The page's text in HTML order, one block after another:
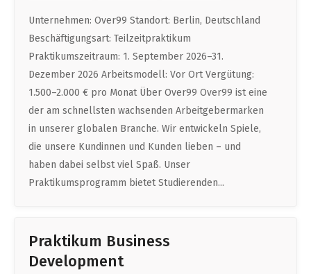
Unternehmen: Over99 Standort: Berlin, Deutschland
Beschäftigungsart: Teilzeitpraktikum
Praktikumszeitraum: 1. September 2026–31.
Dezember 2026 Arbeitsmodell: Vor Ort Vergütung:
1.500–2.000 € pro Monat Über Over99 Over99 ist eine
der am schnellsten wachsenden Arbeitgebermarken
in unserer globalen Branche. Wir entwickeln Spiele,
die unsere Kundinnen und Kunden lieben – und
haben dabei selbst viel Spaß. Unser
Praktikumsprogramm bietet Studierenden...
Praktikum Business
Development